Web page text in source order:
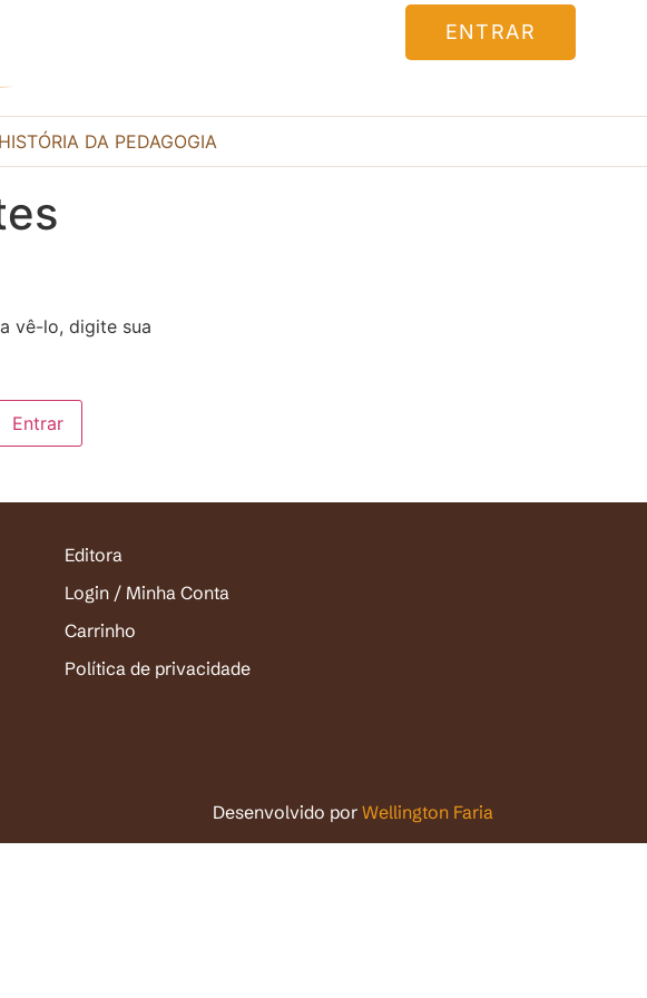
ENTRAR
HISTÓRIA DA PEDAGOGIA
vê-lo, digite sua
Editora
Login / Minha Conta
Carrinho
Política de privacidade
Desenvolvido por Wellington Faria